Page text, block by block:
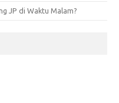
JP di Waktu Malam?